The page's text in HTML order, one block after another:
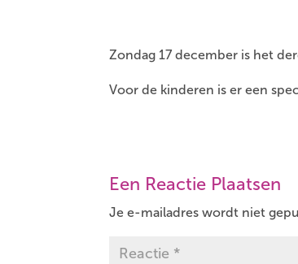
Zondag 17 december is het
Voor de kinderen is er een
Een Reactie Plaatsen
Je e-mailadres wordt niet